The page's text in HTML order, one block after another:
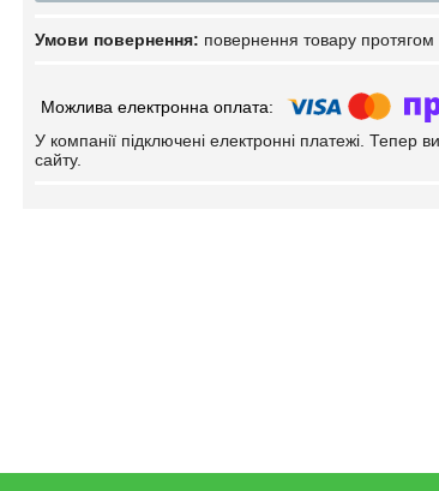
повернення товару протягом
У компанії підключені електронні платежі.
сайту.